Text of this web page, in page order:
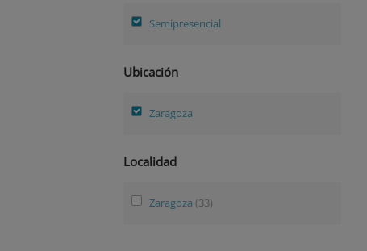
Semipresencial
Ubicación
Zaragoza
Localidad
Zaragoza (33)